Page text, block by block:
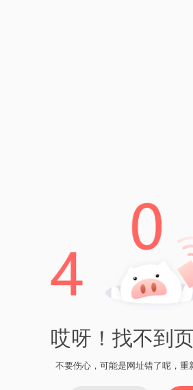
哎呀！找不到
不要伤心，可能是网址错了呢，重